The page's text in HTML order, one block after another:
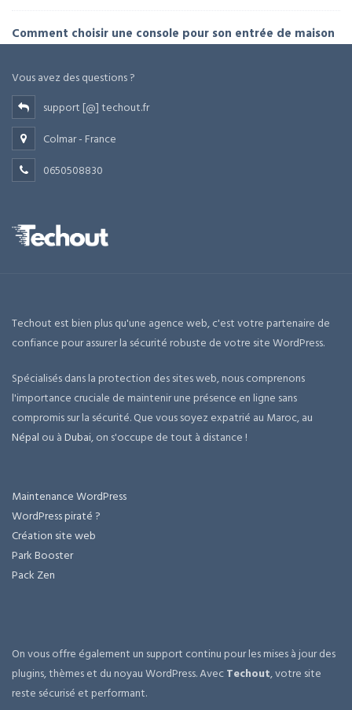
Comment choisir une console pour son entrée de maison
Vous avez des questions ?
support [@] techout.fr
Colmar - France
0650508830
Techout est bien plus qu'une agence web, c'est votre partenaire de
confiance pour assurer la sécurité robuste de votre site WordPress.
Spécialisés dans la protection des sites web, nous comprenons
l'importance cruciale de maintenir une présence en ligne sans
compromis sur la sécurité. Que vous soyez expatrié au Maroc, au
Népal ou àDubai, on s'occupe de tout à distance !
Maintenance WordPress
WordPress piraté ?
Création site web
Park Booster
Pack Zen
On vous offre également un support continu pour les mises à jour des
plugins, thèmes et du noyau WordPress. AvecTechout, votre site
reste sécurisé et performant.